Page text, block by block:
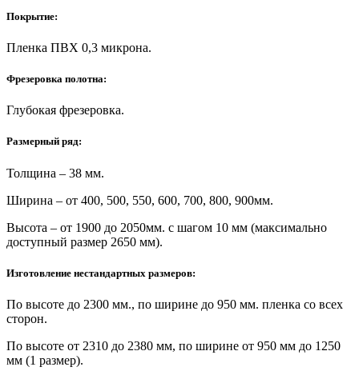
Покрытие:
Пленка ПВХ 0,3 микрона.
Фрезеровка полотна:
Глубокая фрезеровка.
Размерный ряд:
Толщина – 38 мм.
Ширина – от 400, 500, 550, 600, 700, 800, 900мм.
Высота – от 1900 до 2050мм. с шагом 10 мм (максимально
доступный размер 2650 мм).
Изготовление нестандартных размеров:
По высоте до 2300 мм., по ширине до 950 мм. пленка со всех
сторон.
По высоте от 2310 до 2380 мм, по ширине от 950 мм до 1250
мм (1 размер).